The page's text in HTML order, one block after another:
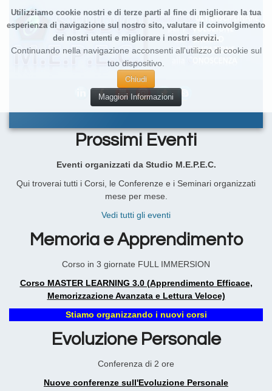
Utilizziamo cookie nostri e di terze parti al fine di migliorare la tua
esperienza di navigazione sul nostro sito, valutare il coinvolgimento
dei nostri utenti e migliorare i nostri servizi.
Continuando nella navigazione acconsenti all'utilizzo di cookie sul
tuo dispositivo.
Chiudi
Maggiori Informazioni
Prossimi Eventi
Eventi organizzati da Studio M.E.P.E.C.
Qui troverai tutti i Corsi, le Conferenze e i Seminari organizzati
mese per mese.
Vedi tutti gli eventi
Memoria e Apprendimento
Corso in 3 giornate FULL IMMERSION
Corso MASTER LEARNING 3.0 (Apprendimento Efficace,
Memorizzazione Avanzata e Lettura Veloce)
Stiamo organizzando i nuovi corsi
Evoluzione Personale
Conferenza di 2 ore
Nuove conferenze sull'Evoluzione Personale